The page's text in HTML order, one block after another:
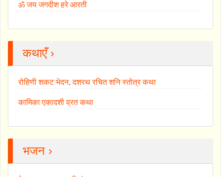
ॐ जय जगदीश हरे आरती
कथाएँ ›
रोहिणी शकट भेदन, दशरथ रचित शनि स्तोत्र कथा
कामिका एकादशी व्रत कथा
भजन ›